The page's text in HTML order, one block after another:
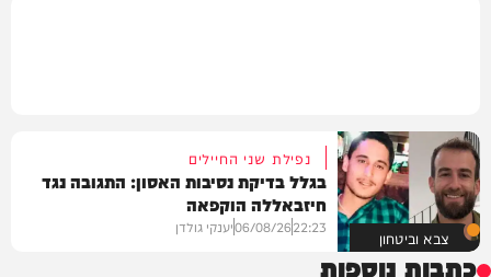
צבא וביטחון
נפילת שני החיילים
בגלל בדיקת נסיבות האסון: התגובה נגד
חיזבאללה הוקפאה
22:23
06/08/26יענקי גולדן
כתבות נוספות